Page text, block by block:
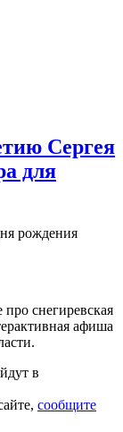
Сергея
для
рождения
снегиревская
афиша
в
сообщите